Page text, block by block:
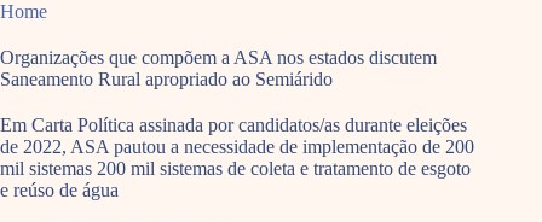
Home
Organizações que compõem a ASA nos estados discutem
Saneamento Rural apropriado ao Semiárido
Em Carta Política assinada por candidatos/as durante eleições
de 2022, ASA pautou a necessidade de implementação de 200
mil sistemas 200 mil sistemas de coleta e tratamento de esgoto
e reúso de água